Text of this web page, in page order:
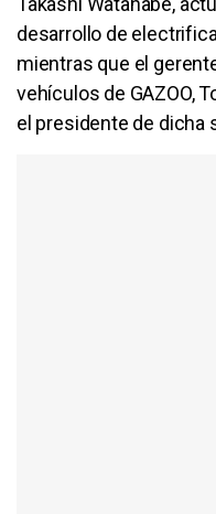
desarrollo de
mientras que el
vehículos de GAZOO,
el presidente de dicha